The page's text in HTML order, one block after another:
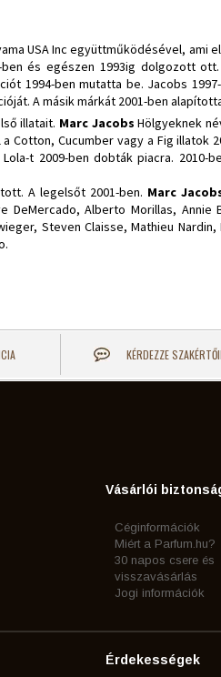
USA Inc együttműködésével,
és egészen 1993ig dolgozott
1994-ben mutatta be. Jacobs
A másik márkát 2001-ben
illatait. Marc Jacobs Hölgyeknek
Cucumber vagy a Fig illatok
t 2009-ben dobták piacra. 2010-
A legelsőt 2001-ben. Marc
Alberto Morillas, Annie
Steven Claisse, Mathieu
KÉRDEZZE
Vásárlói
Céginformációk
Miért a Parfum.hu?
30 napos csere és
visszavásárlás
Jogi információk
Érdekességek